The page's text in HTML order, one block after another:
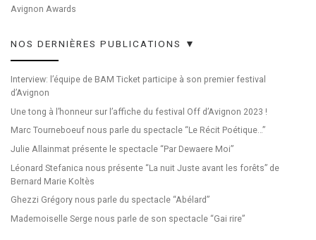
Avignon Awards
NOS DERNIÈRES PUBLICATIONS ▼
Interview: l’équipe de BAM Ticket participe à son premier festival
d’Avignon
Une tong à l’honneur sur l’affiche du festival Off d’Avignon 2023 !
Marc Tourneboeuf nous parle du spectacle “Le Récit Poétique…”
Julie Allainmat présente le spectacle “Par Dewaere Moi”
Léonard Stefanica nous présente “La nuit Juste avant les forêts” de
Bernard Marie Koltès
Ghezzi Grégory nous parle du spectacle “Abélard”
Mademoiselle Serge nous parle de son spectacle “Gai rire”